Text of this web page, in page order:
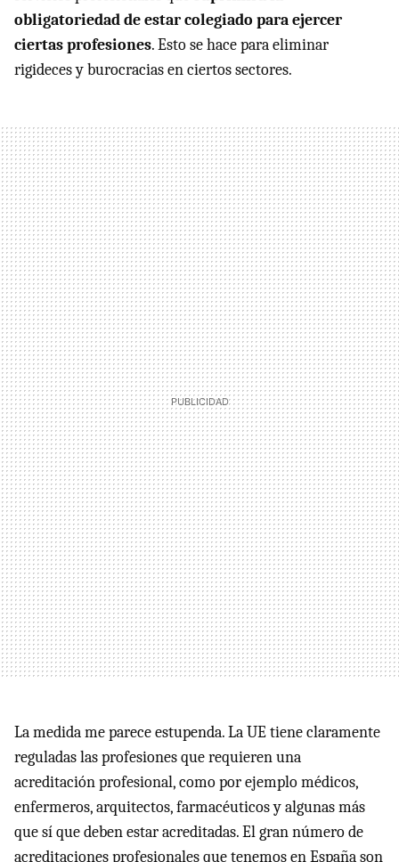
obligatoriedad de estar colegiado para ejercer
ciertas profesiones. Esto se hace para eliminar
rigideces y burocracias en ciertos sectores.
La medida me parece estupenda. La UE tiene claramente
reguladas las profesiones que requieren una
acreditación profesional, como por ejemplo médicos,
enfermeros, arquitectos, farmacéuticos y algunas más
que sí que deben estar acreditadas. El gran número de
acreditaciones profesionales que tenemos en España son